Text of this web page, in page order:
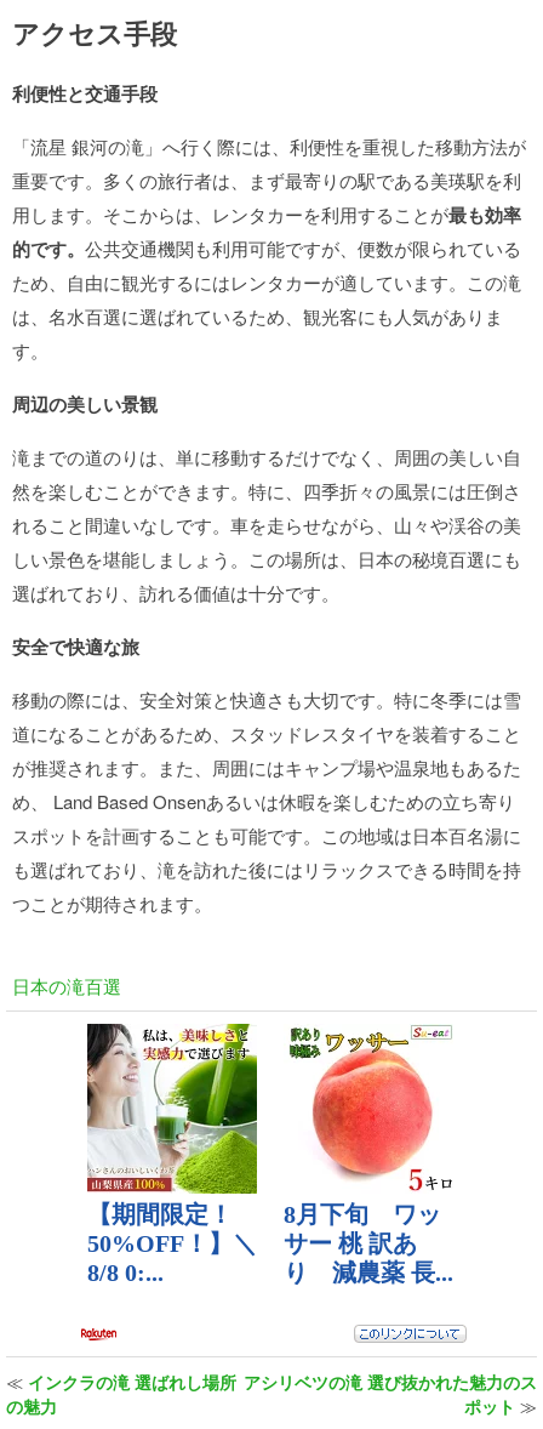
アクセス手段
利便性と交通手段
「流星 銀河の滝」へ行く際には、利便性を重視した移動方法が
重要です。多くの旅行者は、まず最寄りの駅である美瑛駅を利
用します。そこからは、レンタカーを利用することが最も効率
的です。 公共交通機関も利用可能ですが、便数が限られている
ため、自由に観光するにはレンタカーが適しています。この滝
は、名水百選に選ばれているため、観光客にも人気がありま
す。
周辺の美しい景観
滝までの道のりは、単に移動するだけでなく、周囲の美しい自
然を楽しむことができます。特に、四季折々の風景には圧倒さ
れること間違いなしです。車を走らせながら、山々や渓谷の美
しい景色を堪能しましょう。この場所は、日本の秘境百選にも
選ばれており、訪れる価値は十分です。
安全で快適な旅
移動の際には、安全対策と快適さも大切です。特に冬季には雪
道になることがあるため、スタッドレスタイヤを装着すること
が推奨されます。また、周囲にはキャンプ場や温泉地もあるた
め、 Land Based Onsenあるいは休暇を楽しむための立ち寄り
スポットを計画することも可能です。この地域は日本百名湯に
も選ばれており、滝を訪れた後にはリラックスできる時間を持
つことが期待されます。
日本の滝百選
≪ インクラの滝 選ばれし場所
の魅力
アシリベツの滝 選び抜かれた魅力のス
ポット ≫